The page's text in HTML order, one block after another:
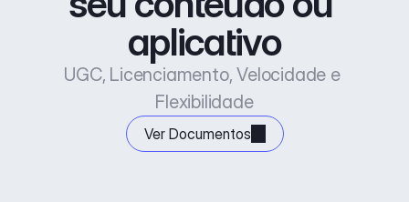
aplicativo
UGC, Licenciamento, Velocidade e
Flexibilidade
Ver Documentos